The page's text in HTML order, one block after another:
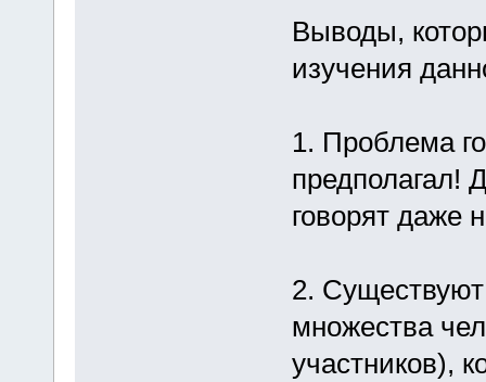
Выводы,
изучения
1. Проблема
предполагал!
говорят даже
2.
множества
участников),